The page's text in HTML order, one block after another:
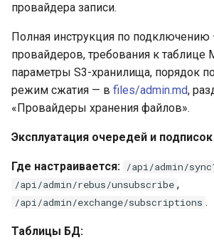
провайдера записи.
Полная инструкция по
провайдеров, требования к таблице
параметры S3-хранилища, порядок
режим сжатия — в files/admin.md,
«Провайдеры хранения файлов».
Эксплуатация очередей и подписок
Где настраивается: /api/admin/
/api/admin/rebus/unsubscribe ,
/api/admin/exchange/subscriptions .
Таблицы БД: